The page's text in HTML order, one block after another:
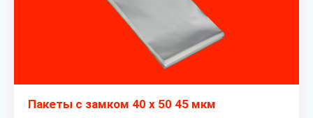
Пакеты с замком 40 х 50 45 мкм